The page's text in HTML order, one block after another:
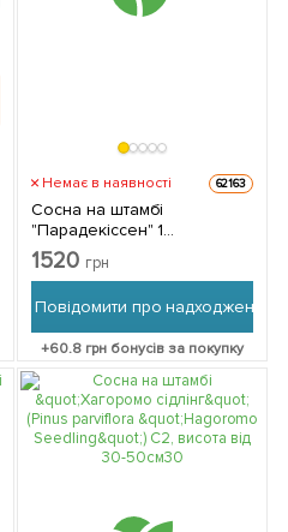
Немає в наявності 62163
Сосна на штамбі
"Парадекіссен" 1
саджанець в упаковці
1520 грн
Повідомити про надходження
+60.8 грн бонусів за покупку